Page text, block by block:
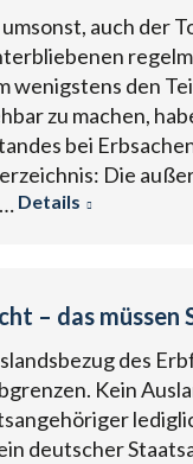
auch der
wenigstens den
zu machen,
bei
Die
Details
– das müssen
des
Kein
deutscher